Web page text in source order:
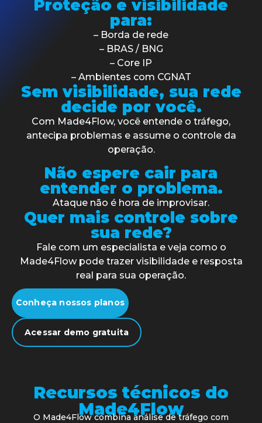
Proteção e visibilidade
para:
– Borda de rede
– BRAS / BNG
– Core IP
– Ambientes com CGNAT
Sem visibilidade, sua rede
decide por você.
Com Made4Flow, você entende o tráfego,
antecipa problemas e assume o controle da
operação.
Não espere cair para
entender o problema.
Ataque não é hora de improvisar.
Quer mais controle sobre
sua rede?
Fale com um especialista e veja como o
Made4Flow pode trazer visibilidade e resposta
real para sua operação.
Conheça nossos planos
Acessar demo gratuita
Recursos técnicos do
Made4Flow
O Made4Flow combina análise de tráfego com